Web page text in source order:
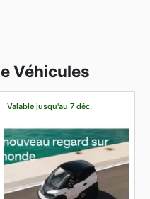
Véhicules
Valable jusqu'au 7 déc.